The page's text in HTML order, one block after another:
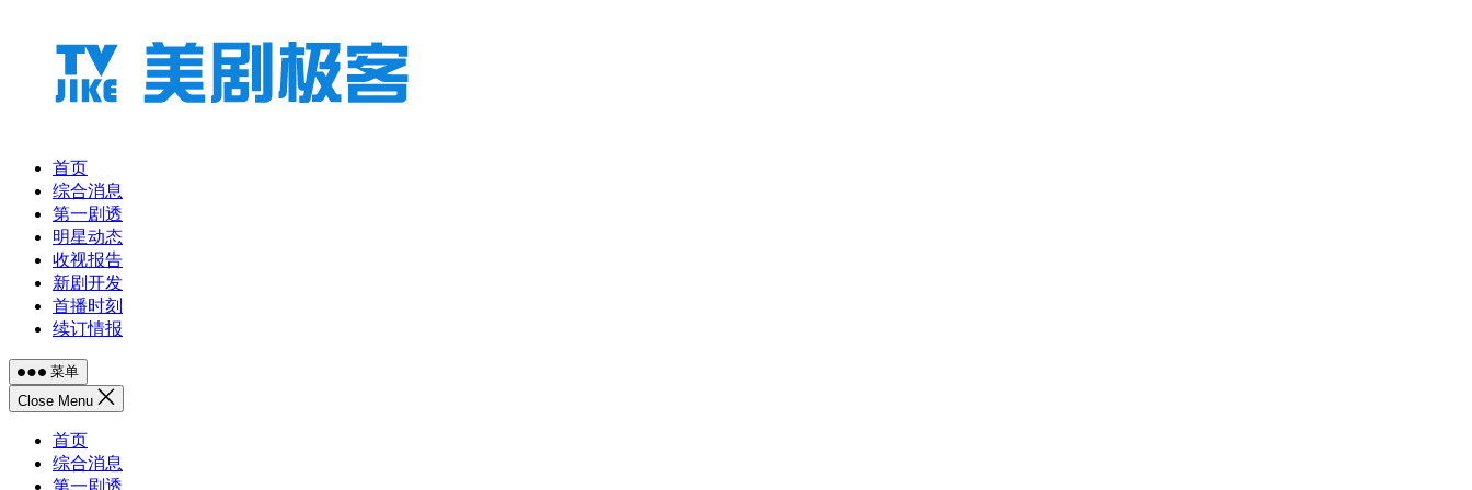
首页
综合消息
第一剧透
明星动态
收视报告
新剧开发
首播时刻
续订情报
菜单
Close Menu
首页
综合消息
第一剧透